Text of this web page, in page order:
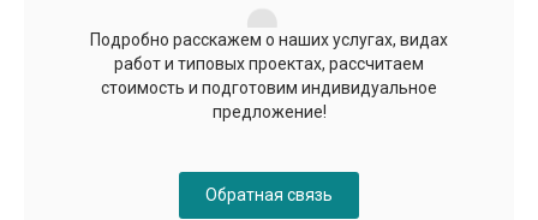
Подробно расскажем о наших услугах, видах
работ и типовых проектах, рассчитаем
стоимость и подготовим индивидуальное
предложение!
Обратная связь